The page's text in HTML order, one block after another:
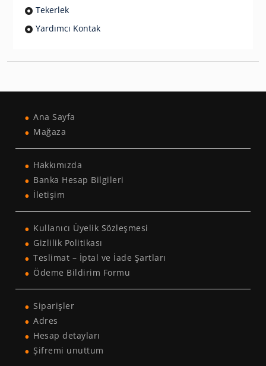
Tekerlek
Yardımcı Kontak
Ana Sayfa
Mağaza
Hakkımızda
Banka Hesap Bilgileri
İletişim
Kullanıcı Üyelik Sözleşmesi
Gizlilik Politikası
Teslimat – İptal ve İade Şartları
Ödeme Bildirim Formu
Siparişler
Adres
Hesap detayları
Şifremi unuttum